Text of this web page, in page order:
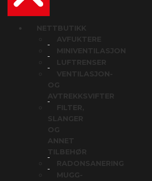
NETTBUTIKK
AVFUKTERE
MINIVENTILASJON
LUFTRENSER
VENTILASJON-
AVTREKKSVIFTER
FILTER,
SLANGER
ANNET
TILBEHØR
RADONSANERING
MUGG-